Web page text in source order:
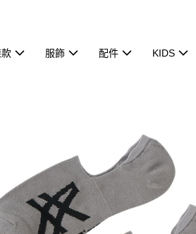
服飾 配件 KIDS